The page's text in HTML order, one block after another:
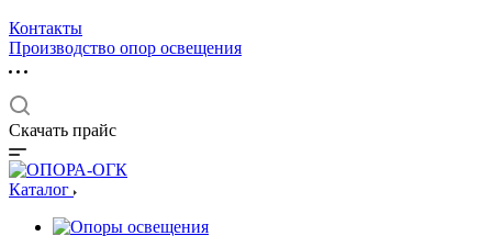
Контакты
Производство опор освещения
Скачать прайс
Каталог